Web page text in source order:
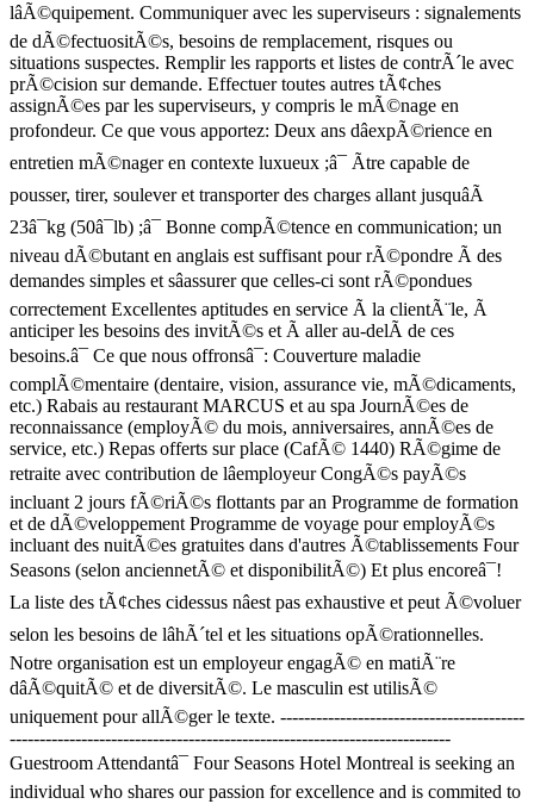
lâÃ©quipement. Communiquer avec les superviseurs : signalements
de dÃ©fectuositÃ©s, besoins de remplacement, risques ou
situations suspectes. Remplir les rapports et listes de contrÃ´le avec
prÃ©cision sur demande. Effectuer toutes autres tÃ¢ches
assignÃ©es par les superviseurs, y compris le mÃ©nage en
profondeur. Ce que vous apportez: Deux ans dâexpÃ©rience en
entretien mÃ©nager en contexte luxueux ;â¯ Ãtre capable de
pousser, tirer, soulever et transporter des charges allant jusquâÃ
23â¯kg (50â¯lb) ;â¯ Bonne compÃ©tence en communication; un
niveau dÃ©butant en anglais est suffisant pour rÃ©pondre Ã des
demandes simples et sâassurer que celles-ci sont rÃ©pondues
correctement Excellentes aptitudes en service Ã la clientÃ¨le, Ã
anticiper les besoins des invitÃ©s et Ã aller au-delÃ de ces
besoins.â¯ Ce que nous offronsâ¯: Couverture maladie
complÃ©mentaire (dentaire, vision, assurance vie, mÃ©dicaments,
etc.) Rabais au restaurant MARCUS et au spa JournÃ©es de
reconnaissance (employÃ© du mois, anniversaires, annÃ©es de
service, etc.) Repas offerts sur place (CafÃ© 1440) RÃ©gime de
retraite avec contribution de lâemployeur CongÃ©s payÃ©s
incluant 2 jours fÃ©riÃ©s flottants par an Programme de formation
et de dÃ©veloppement Programme de voyage pour employÃ©s
incluant des nuitÃ©es gratuites dans d'autres Ã©tablissements Four
Seasons (selon anciennetÃ© et disponibilitÃ©) Et plus encoreâ¯!
La liste des tÃ¢ches cidessus nâest pas exhaustive et peut Ã©voluer
selon les besoins de lâhÃ´tel et les situations opÃ©rationnelles.
Notre organisation est un employeur engagÃ© en matiÃ¨re
dâÃ©quitÃ© et de diversitÃ©. Le masculin est utilisÃ©
uniquement pour allÃ©ger le texte. -----------------------------------------
--------------------------------------------------------------------------
Guestroom Attendantâ¯ Four Seasons Hotel Montreal is seeking an
individual who shares our passion for excellence and is commited to